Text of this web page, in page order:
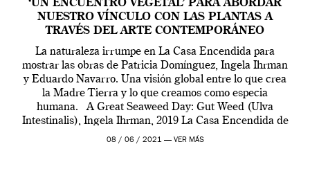
‘UN ENCUENTRO VEGETAL’ PARA ABORDAR
NUESTRO VÍNCULO CON LAS PLANTAS A
TRAVÉS DEL ARTE CONTEMPORÁNEO
La naturaleza irrumpe en La Casa Encendida para
mostrar las obras de Patricia Domínguez, Ingela Ihrman
y Eduardo Navarro. Una visión global entre lo que crea
la Madre Tierra y lo que creamos como especia
humana. A Great Seaweed Day: Gut Weed (Ulva
Intestinalis), Ingela Ihrman, 2019 La Casa Encendida de
Madrid y la Wellcome […]
08 / 06 / 2021 — VER MÁS